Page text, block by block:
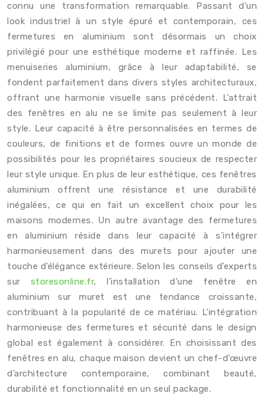
connu une transformation remarquable. Passant d’un
look industriel à un style épuré et contemporain, ces
fermetures en aluminium sont désormais un choix
privilégié pour une esthétique moderne et raffinée. Les
menuiseries aluminium, grâce à leur adaptabilité, se
fondent parfaitement dans divers styles architecturaux,
offrant une harmonie visuelle sans précédent. L’attrait
des fenêtres en alu ne se limite pas seulement à leur
style. Leur capacité à être personnalisées en termes de
couleurs, de finitions et de formes ouvre un monde de
possibilités pour les propriétaires soucieux de respecter
leur style unique. En plus de leur esthétique, ces fenêtres
aluminium offrent une résistance et une durabilité
inégalées, ce qui en fait un excellent choix pour les
maisons modernes. Un autre avantage des fermetures
en aluminium réside dans leur capacité à s’intégrer
harmonieusement dans des murets pour ajouter une
touche d’élégance extérieure. Selon les conseils d’experts
sur storesonline.fr, l’installation d’une fenêtre en
aluminium sur muret est une tendance croissante,
contribuant à la popularité de ce matériau. L’intégration
harmonieuse des fermetures et sécurité dans le design
global est également à considérer. En choisissant des
fenêtres en alu, chaque maison devient un chef-d’œuvre
d’architecture contemporaine, combinant beauté,
durabilité et fonctionnalité en un seul package.